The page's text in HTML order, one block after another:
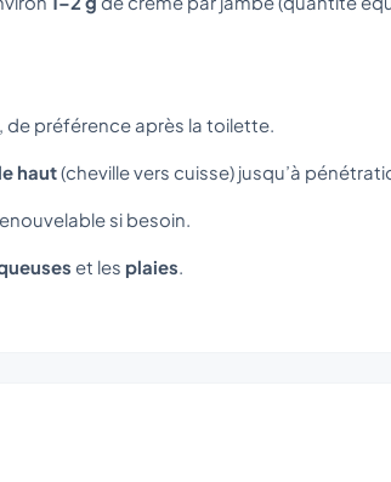
, de préférence après la toilette.
haut(cheville vers cuisse) jusqu’à
si besoin.
et les plaies.